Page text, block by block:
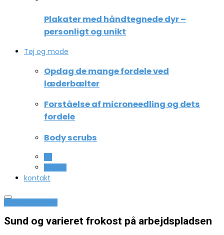
Plakater med håndtegnede dyr –
personligt og unikt
Tøj og mode
Opdag de mange fordele ved
læderbælter
Forståelse af microneedling og dets
fordele
Body scrubs
kontakt
Sund og varieret frokost på arbejdspladsen